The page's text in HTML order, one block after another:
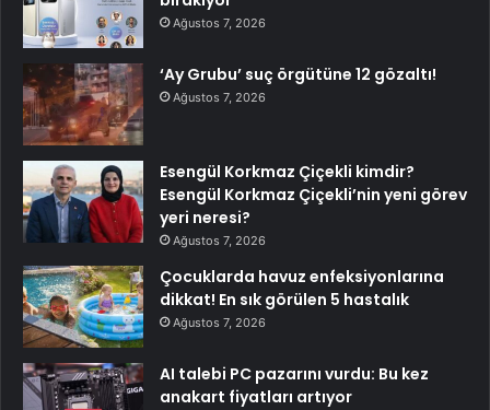
Ağustos 7, 2026
‘Ay Grubu’ suç örgütüne 12 gözaltı!
Ağustos 7, 2026
Esengül Korkmaz Çiçekli kimdir?
Esengül Korkmaz Çiçekli’nin yeni görev
yeri neresi?
Ağustos 7, 2026
Çocuklarda havuz enfeksiyonlarına
dikkat! En sık görülen 5 hastalık
Ağustos 7, 2026
AI talebi PC pazarını vurdu: Bu kez
anakart fiyatları artıyor